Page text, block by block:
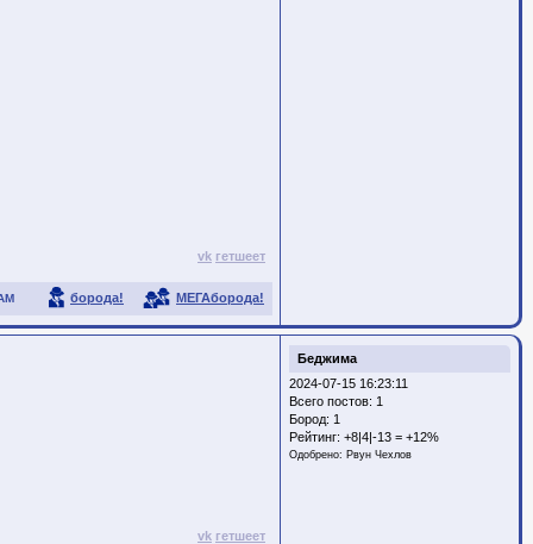
vk гетшеет
борода! МЕГАборода!
Беджима
2024-07-15 16:23:11
Всего постов: 1
Бород: 1
Рейтинг: +8|4|-13 = +12%
Одобрено: Рвун Чехлов
vk гетшеет